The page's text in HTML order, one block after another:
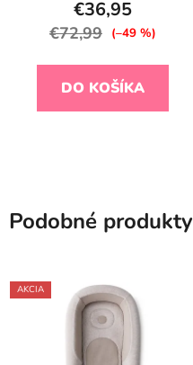
€36,95
€72,99 (–49 %)
DO KOŠÍKA
Podobné produkty
AKCIA